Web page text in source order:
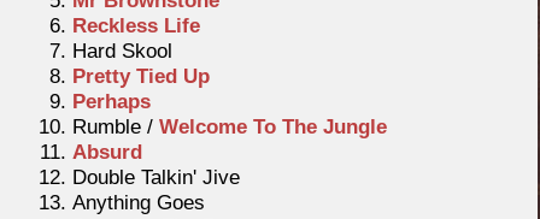
Reckless Life
Hard Skool
Pretty Tied Up
Perhaps
Rumble / Welcome To The Jungle
Absurd
Double Talkin' Jive
Anything Goes